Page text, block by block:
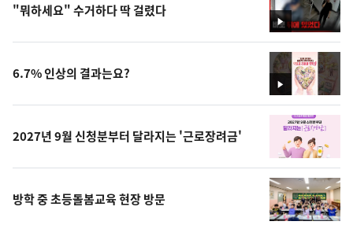
영
상
"뭐하세요" 수거하다 딱 걸렸다
영
상
6.7% 인상의 결과는요?
2027년 9월 신청분부터 달라지는 '근로장려금'
방학 중 초등돌봄교육 현장 방문